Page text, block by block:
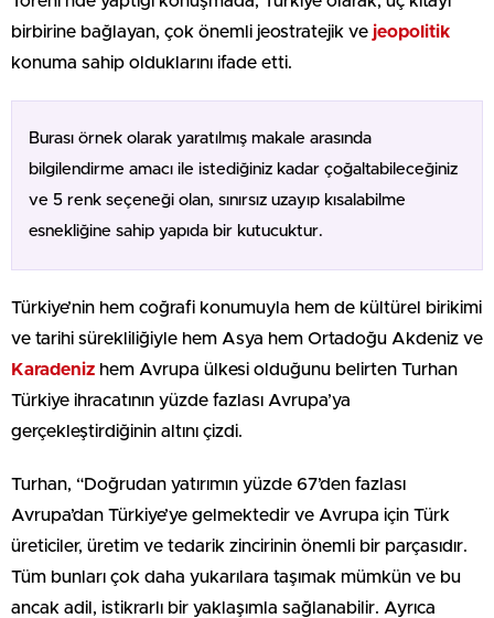
birbirine bağlayan, çok önemli jeostratejik ve jeopolitik
konuma sahip olduklarını ifade etti.
Burası örnek olarak yaratılmış makale arasında
bilgilendirme amacı ile istediğiniz kadar çoğaltabileceğiniz
ve 5 renk seçeneği olan, sınırsız uzayıp kısalabilme
esnekliğine sahip yapıda bir kutucuktur.
Türkiye’nin hem coğrafi konumuyla hem de kültürel birikimi
ve tarihi sürekliliğiyle hem Asya hem Ortadoğu Akdeniz ve
Karadeniz hem Avrupa ülkesi olduğunu belirten Turhan
Türkiye ihracatının yüzde fazlası Avrupa’ya
gerçekleştirdiğinin altını çizdi.
Turhan, “Doğrudan yatırımın yüzde 67’den fazlası
Avrupa’dan Türkiye’ye gelmektedir ve Avrupa için Türk
üreticiler, üretim ve tedarik zincirinin önemli bir parçasıdır.
Tüm bunları çok daha yukarılara taşımak mümkün ve bu
ancak adil, istikrarlı bir yaklaşımla sağlanabilir. Ayrıca